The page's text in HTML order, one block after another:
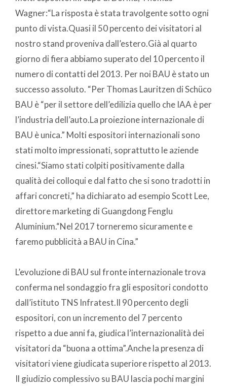
Wagner:“La risposta è stata travolgente sotto ogni
punto di vista.Quasi il 50 percento dei visitatori al
nostro stand proveniva dall’estero.Già al quarto
giorno di fiera abbiamo superato del 10 percento il
numero di contatti del 2013. Per noi BAU è stato un
successo assoluto. “Per Thomas Lauritzen di Schüco
BAU è “per il settore dell’edilizia quello che IAA è per
l’industria dell’auto.La proiezione internazionale di
BAU è unica.” Molti espositori internazionali sono
stati molto impressionati, soprattutto le aziende
cinesi.“Siamo stati colpiti positivamente dalla
qualità dei colloqui e dal fatto che si sono tradotti in
affari concreti,” ha dichiarato ad esempio Scott Lee,
direttore marketing di Guangdong Fenglu
Aluminium.“Nel 2017 torneremo sicuramente e
faremo pubblicità a BAU in Cina.”
L’evoluzione di BAU sul fronte internazionale trova
conferma nel sondaggio fra gli espositori condotto
dall’istituto TNS Infratest.Il 90 percento degli
espositori, con un incremento del 7 percento
rispetto a due anni fa, giudica l’internazionalità dei
visitatori da “buona a ottima”.Anche la presenza di
visitatori viene giudicata superiore rispetto al 2013.
Il giudizio complessivo su BAU lascia pochi margini